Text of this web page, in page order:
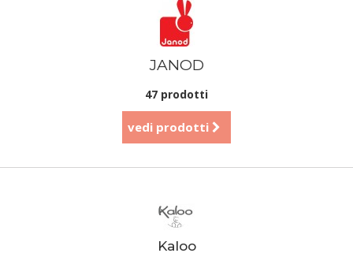
JANOD
47 prodotti
vedi prodotti
Kaloo